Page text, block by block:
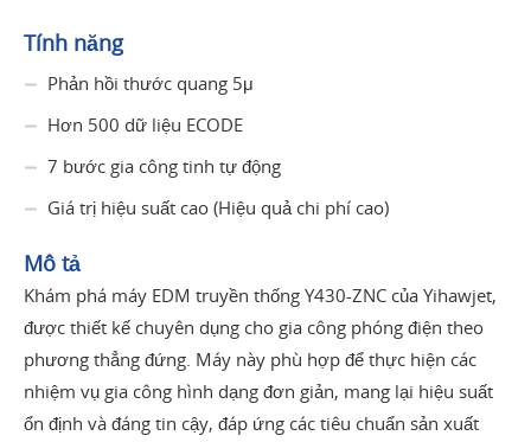
Tính năng
Phản hồi thước quang 5μ
Hơn 500 dữ liệu ECODE
7 bước gia công tinh tự động
Giá trị hiệu suất cao (Hiệu quả chi phí cao)
Mô tả
Khám phá máy EDM truyền thống Y430-ZNC của Yihawjet,
được thiết kế chuyên dụng cho gia công phóng điện theo
phương thẳng đứng. Máy này phù hợp để thực hiện các
nhiệm vụ gia công hình dạng đơn giản, mang lại hiệu suất
ổn định và đáng tin cậy, đáp ứng các tiêu chuẩn sản xuất